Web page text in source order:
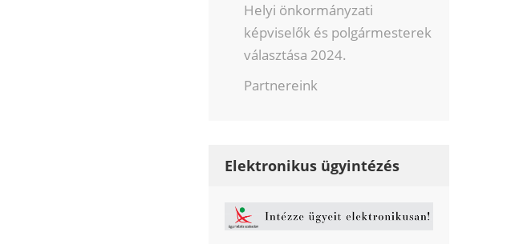
Helyi önkormányzati
képviselők és polgármesterek
választása 2024.
Partnereink
Elektronikus ügyintézés